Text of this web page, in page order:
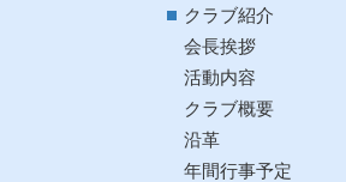
クラブ紹介
会長挨拶
活動内容
クラブ概要
沿革
年間行事予定